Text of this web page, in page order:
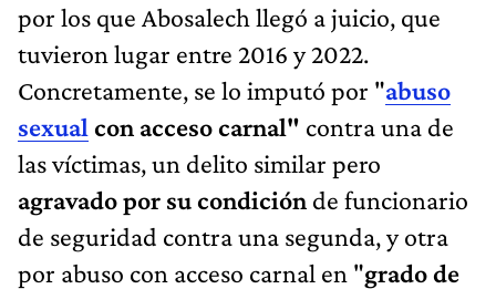
por los que Abosalech llegó a juicio, que
tuvieron lugar entre 2016 y 2022.
Concretamente, se lo imputó por "abuso
sexual con acceso carnal" contra una de
las víctimas, un delito similar pero
agravado por su condición de funcionario
de seguridad contra una segunda, y otra
por abuso con acceso carnal en "grado de